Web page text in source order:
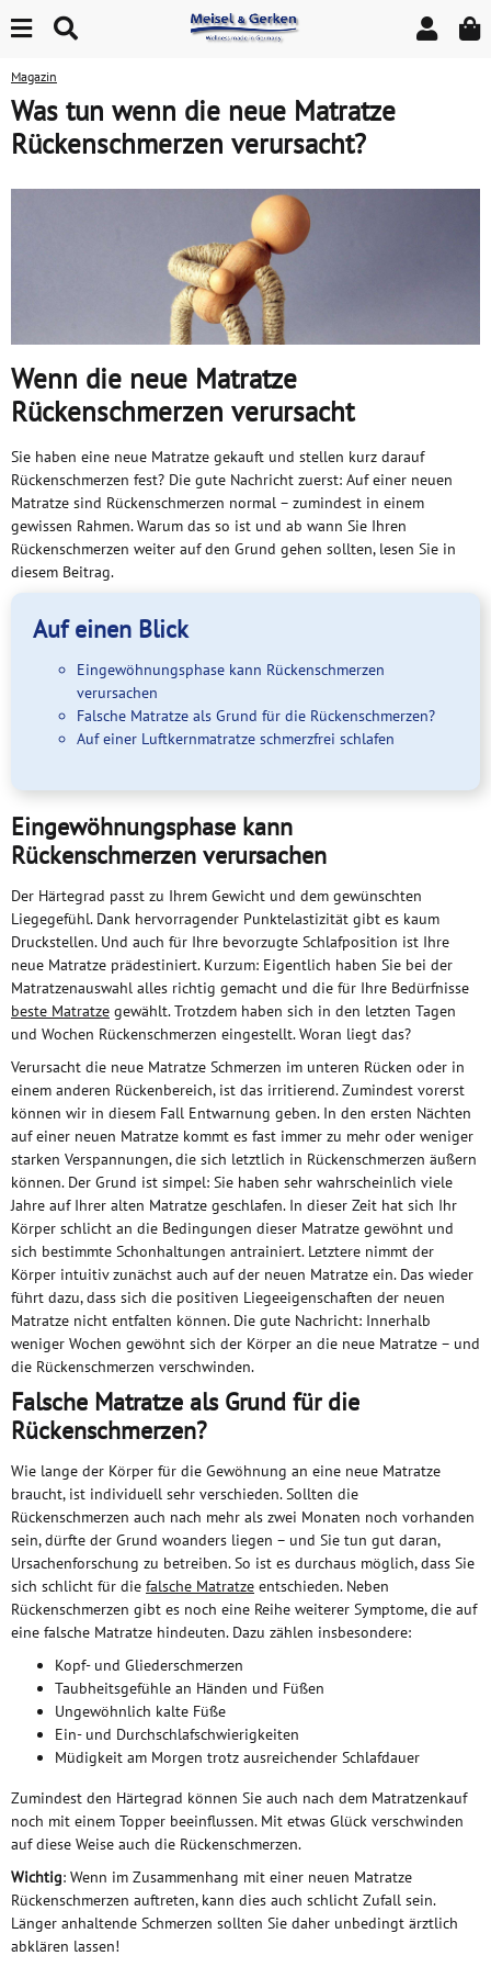
Magazin
Was tun wenn die neue Matratze
Rückenschmerzen verursacht?
Wenn die neue Matratze
Rückenschmerzen verursacht
Sie haben eine neue Matratze gekauft und stellen kurz darauf
Rückenschmerzen fest? Die gute Nachricht zuerst: Auf einer neuen
Matratze sind Rückenschmerzen normal – zumindest in einem
gewissen Rahmen. Warum das so ist und ab wann Sie Ihren
Rückenschmerzen weiter auf den Grund gehen sollten, lesen Sie in
diesem Beitrag.
Auf einen Blick
Eingewöhnungsphase kann Rückenschmerzen
verursachen
Falsche Matratze als Grund für die Rückenschmerzen?
Auf einer Luftkernmatratze schmerzfrei schlafen
Eingewöhnungsphase kann
Rückenschmerzen verursachen
Der Härtegrad passt zu Ihrem Gewicht und dem gewünschten
Liegegefühl. Dank hervorragender Punktelastizität gibt es kaum
Druckstellen. Und auch für Ihre bevorzugte Schlafposition ist Ihre
neue Matratze prädestiniert. Kurzum: Eigentlich haben Sie bei der
Matratzenauswahl alles richtig gemacht und die für Ihre Bedürfnisse
beste Matratze gewählt. Trotzdem haben sich in den letzten Tagen
und Wochen Rückenschmerzen eingestellt. Woran liegt das?
Verursacht die neue Matratze Schmerzen im unteren Rücken oder in
einem anderen Rückenbereich, ist das irritierend. Zumindest vorerst
können wir in diesem Fall Entwarnung geben. In den ersten Nächten
auf einer neuen Matratze kommt es fast immer zu mehr oder weniger
starken Verspannungen, die sich letztlich in Rückenschmerzen äußern
können. Der Grund ist simpel: Sie haben sehr wahrscheinlich viele
Jahre auf Ihrer alten Matratze geschlafen. In dieser Zeit hat sich Ihr
Körper schlicht an die Bedingungen dieser Matratze gewöhnt und
sich bestimmte Schonhaltungen antrainiert. Letztere nimmt der
Körper intuitiv zunächst auch auf der neuen Matratze ein. Das wieder
führt dazu, dass sich die positiven Liegeeigenschaften der neuen
Matratze nicht entfalten können. Die gute Nachricht: Innerhalb
weniger Wochen gewöhnt sich der Körper an die neue Matratze – und
die Rückenschmerzen verschwinden.
Falsche Matratze als Grund für die
Rückenschmerzen?
Wie lange der Körper für die Gewöhnung an eine neue Matratze
braucht, ist individuell sehr verschieden. Sollten die
Rückenschmerzen auch nach mehr als zwei Monaten noch vorhanden
sein, dürfte der Grund woanders liegen – und Sie tun gut daran,
Ursachenforschung zu betreiben. So ist es durchaus möglich, dass Sie
sich schlicht für die falsche Matratze entschieden. Neben
Rückenschmerzen gibt es noch eine Reihe weiterer Symptome, die auf
eine falsche Matratze hindeuten. Dazu zählen insbesondere:
Kopf- und Gliederschmerzen
Taubheitsgefühle an Händen und Füßen
Ungewöhnlich kalte Füße
Ein- und Durchschlafschwierigkeiten
Müdigkeit am Morgen trotz ausreichender Schlafdauer
Zumindest den Härtegrad können Sie auch nach dem Matratzenkauf
noch mit einem Topper beeinflussen. Mit etwas Glück verschwinden
auf diese Weise auch die Rückenschmerzen.
Wichtig: Wenn im Zusammenhang mit einer neuen Matratze
Rückenschmerzen auftreten, kann dies auch schlicht Zufall sein.
Länger anhaltende Schmerzen sollten Sie daher unbedingt ärztlich
abklären lassen!